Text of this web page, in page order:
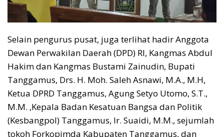
Selain pengurus pusat, juga terlihat hadir Anggota
Dewan Perwakilan Daerah (DPD) RI, Kangmas Abdul
Hakim dan Kangmas Bustami Zainudin, Bupati
Tanggamus, Drs. H. Moh. Saleh Asnawi, M.A., M.H,
Ketua DPRD Tanggamus, Agung Setyo Utomo, S.T.,
M.M. ,Kepala Badan Kesatuan Bangsa dan Politik
(Kesbangpol) Tanggamus, Ir. Suaidi, M.M., sejumlah
tokoh Forkopimda Kabupaten Tanggamus, dan